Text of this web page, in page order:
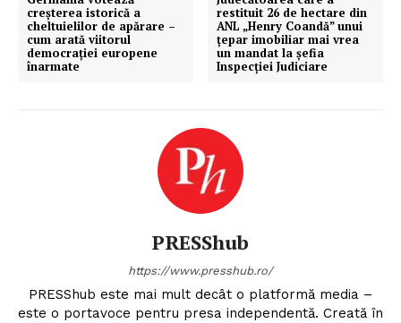
creșterea istorică a
cheltuielilor de apărare –
cum arată viitorul
democrației europene
înarmate
restituit 26 de hectare din
ANL „Henry Coandă” unui
țepar imobiliar mai vrea
un mandat la șefia
Inspecției Judiciare
PRESShub
https://www.presshub.ro/
PRESShub este mai mult decât o platformă media –
este o portavoce pentru presa independentă. Creată în